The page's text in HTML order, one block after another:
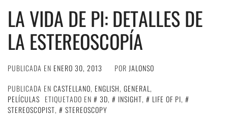
LA VIDA DE PI: DETALLES DE
LA ESTEREOSCOPÍA
PUBLICADA EN ENERO 30, 2013 POR JALONSO
PUBLICADA EN CASTELLANO, ENGLISH, GENERAL,
PELÍCULAS ETIQUETADO EN 3D, INSIGHT, LIFE OF PI,
STEREOSCOPIST,
STEREOSCOPY